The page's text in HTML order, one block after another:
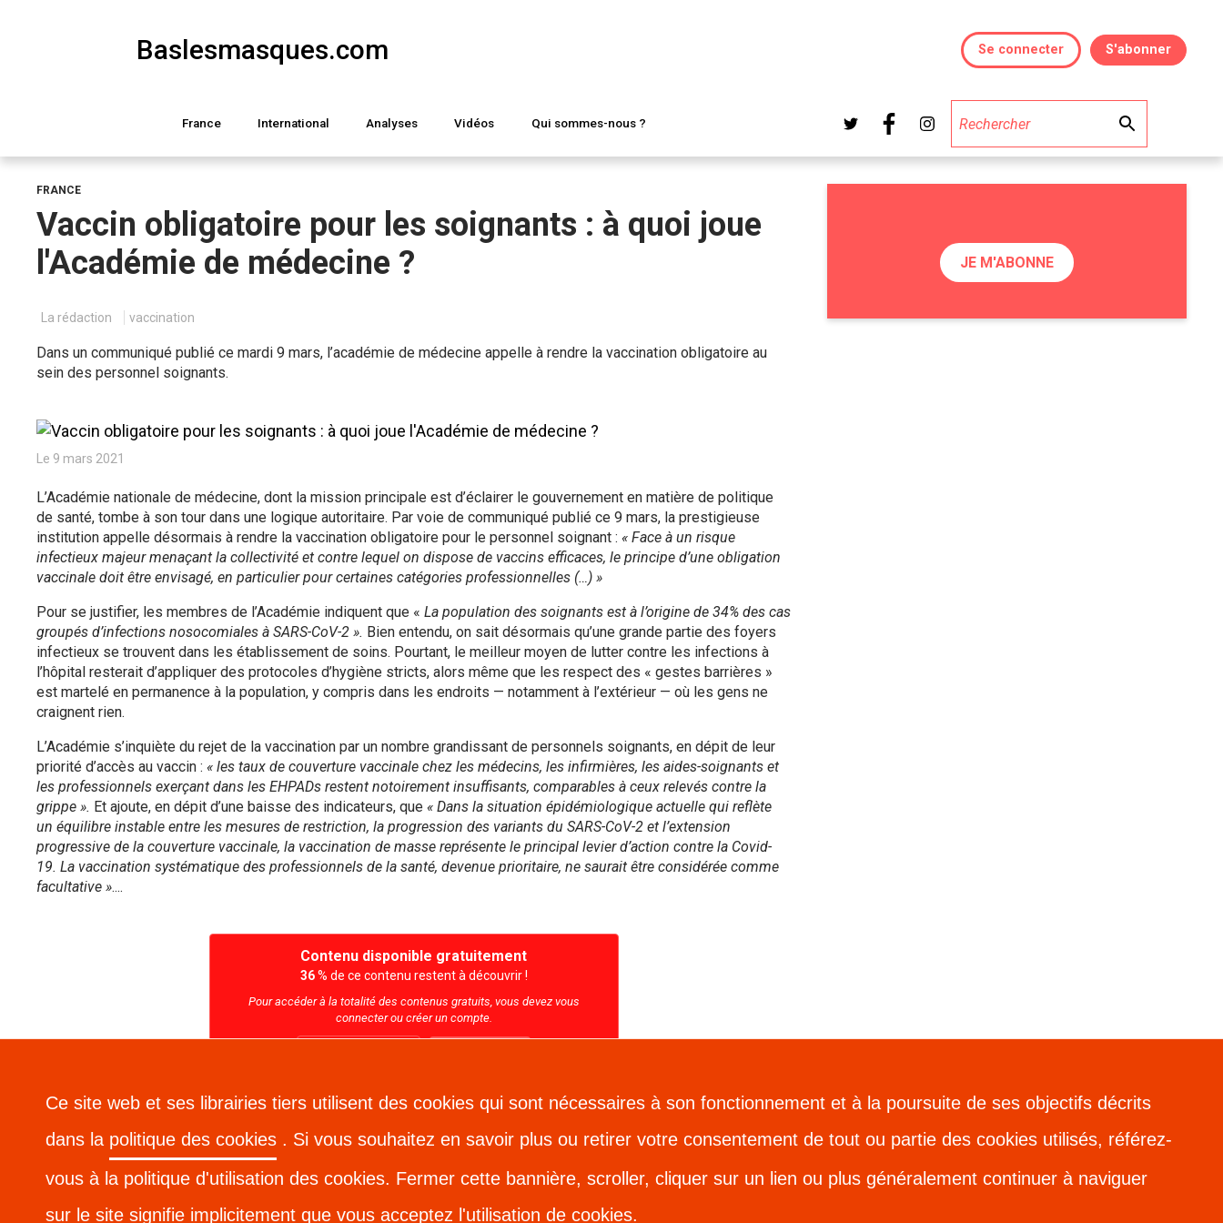
Baslesmasques.com se connecter s'abonner
France International Analyses Vidéos Qui sommes-nous ?
FRANCE
Vaccin obligatoire pour les soignants : à quoi joue
l'Académie de médecine ?
La rédaction vaccination
Dans un communiqué publié ce mardi 9 mars, l’académie de médecine appelle à rendre la vaccination obligatoire au
sein des personnel soignants.
Le 9 mars 2021
L’Académie nationale de médecine, dont la mission principale est d’éclairer le gouvernement en matière de politique
de santé, tombe à son tour dans une logique autoritaire. Par voie de communiqué publié ce 9 mars, la prestigieuse
institution appelle désormais à rendre la vaccination obligatoire pour le personnel soignant : « Face à un risque
infectieux majeur menaçant la collectivité et contre lequel on dispose de vaccins efficaces, le principe d’une obligation
vaccinale doit être envisagé, en particulier pour certaines catégories professionnelles (…) »
Pour se justifier, les membres de l’Académie indiquent que « La population des soignants est à l’origine de 34% des cas
groupés d’infections nosocomiales à SARS-CoV-2 ». Bien entendu, on sait désormais qu’une grande partie des foyers
infectieux se trouvent dans les établissement de soins. Pourtant, le meilleur moyen de lutter contre les infections à
l’hôpital resterait d’appliquer des protocoles d’hygiène stricts, alors même que les respect des « gestes barrières »
est martelé en permanence à la population, y compris dans les endroits — notamment à l’extérieur — où les gens ne
craignent rien.
L’Académie s’inquiète du rejet de la vaccination par un nombre grandissant de personnels soignants, en dépit de leur
priorité d’accès au vaccin : « les taux de couverture vaccinale chez les médecins, les infirmières, les aides-soignants et
les professionnels exerçant dans les EHPADs restent notoirement insuffisants, comparables à ceux relevés contre la
grippe ». Et ajoute, en dépit d’une baisse des indicateurs, que « Dans la situation épidémiologique actuelle qui reflète
un équilibre instable entre les mesures de restriction, la progression des variants du SARS-CoV-2 et l’extension
progressive de la couverture vaccinale, la vaccination de masse représente le principal levier d’action contre la Covid-
19. La vaccination systématique des professionnels de la santé, devenue prioritaire, ne saurait être considérée comme
facultative »....
Contenu disponible gratuitement
36% de ce contenu restent à découvrir !
Pour accéder à la totalité des contenus gratuits, vous devez vous
connecter ou créer un compte.
commentaire Commenter
JE M'ABONNE
Ce site web et ses librairies tiers utilisent des cookies qui sont nécessaires à son fonctionnement et à la poursuite de ses objectifs décrits
dans la politique des cookies . Si vous souhaitez en savoir plus ou retirer votre consentement de tout ou partie des cookies utilisés, référez-
vous à la politique d'utilisation des cookies. Fermer cette bannière, scroller, cliquer sur un lien ou plus généralement continuer à naviguer
sur le site signifie implicitement que vous acceptez l'utilisation de cookies.